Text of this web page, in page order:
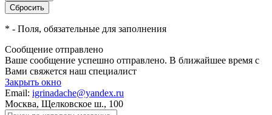
* - Поля, обязательные для заполнения
Сообщение отправлено
Ваше сообщение успешно отправлено. В ближайшее время с
Вами свяжется наш специалист
Закрыть окно
Email: igrinadache@yandex.ru
Москва, Щелковское ш., 100